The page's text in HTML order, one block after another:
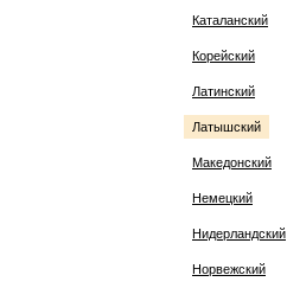
Каталанский
Корейский
Латинский
Латышский
Македонский
Немецкий
Нидерландский
Норвежский